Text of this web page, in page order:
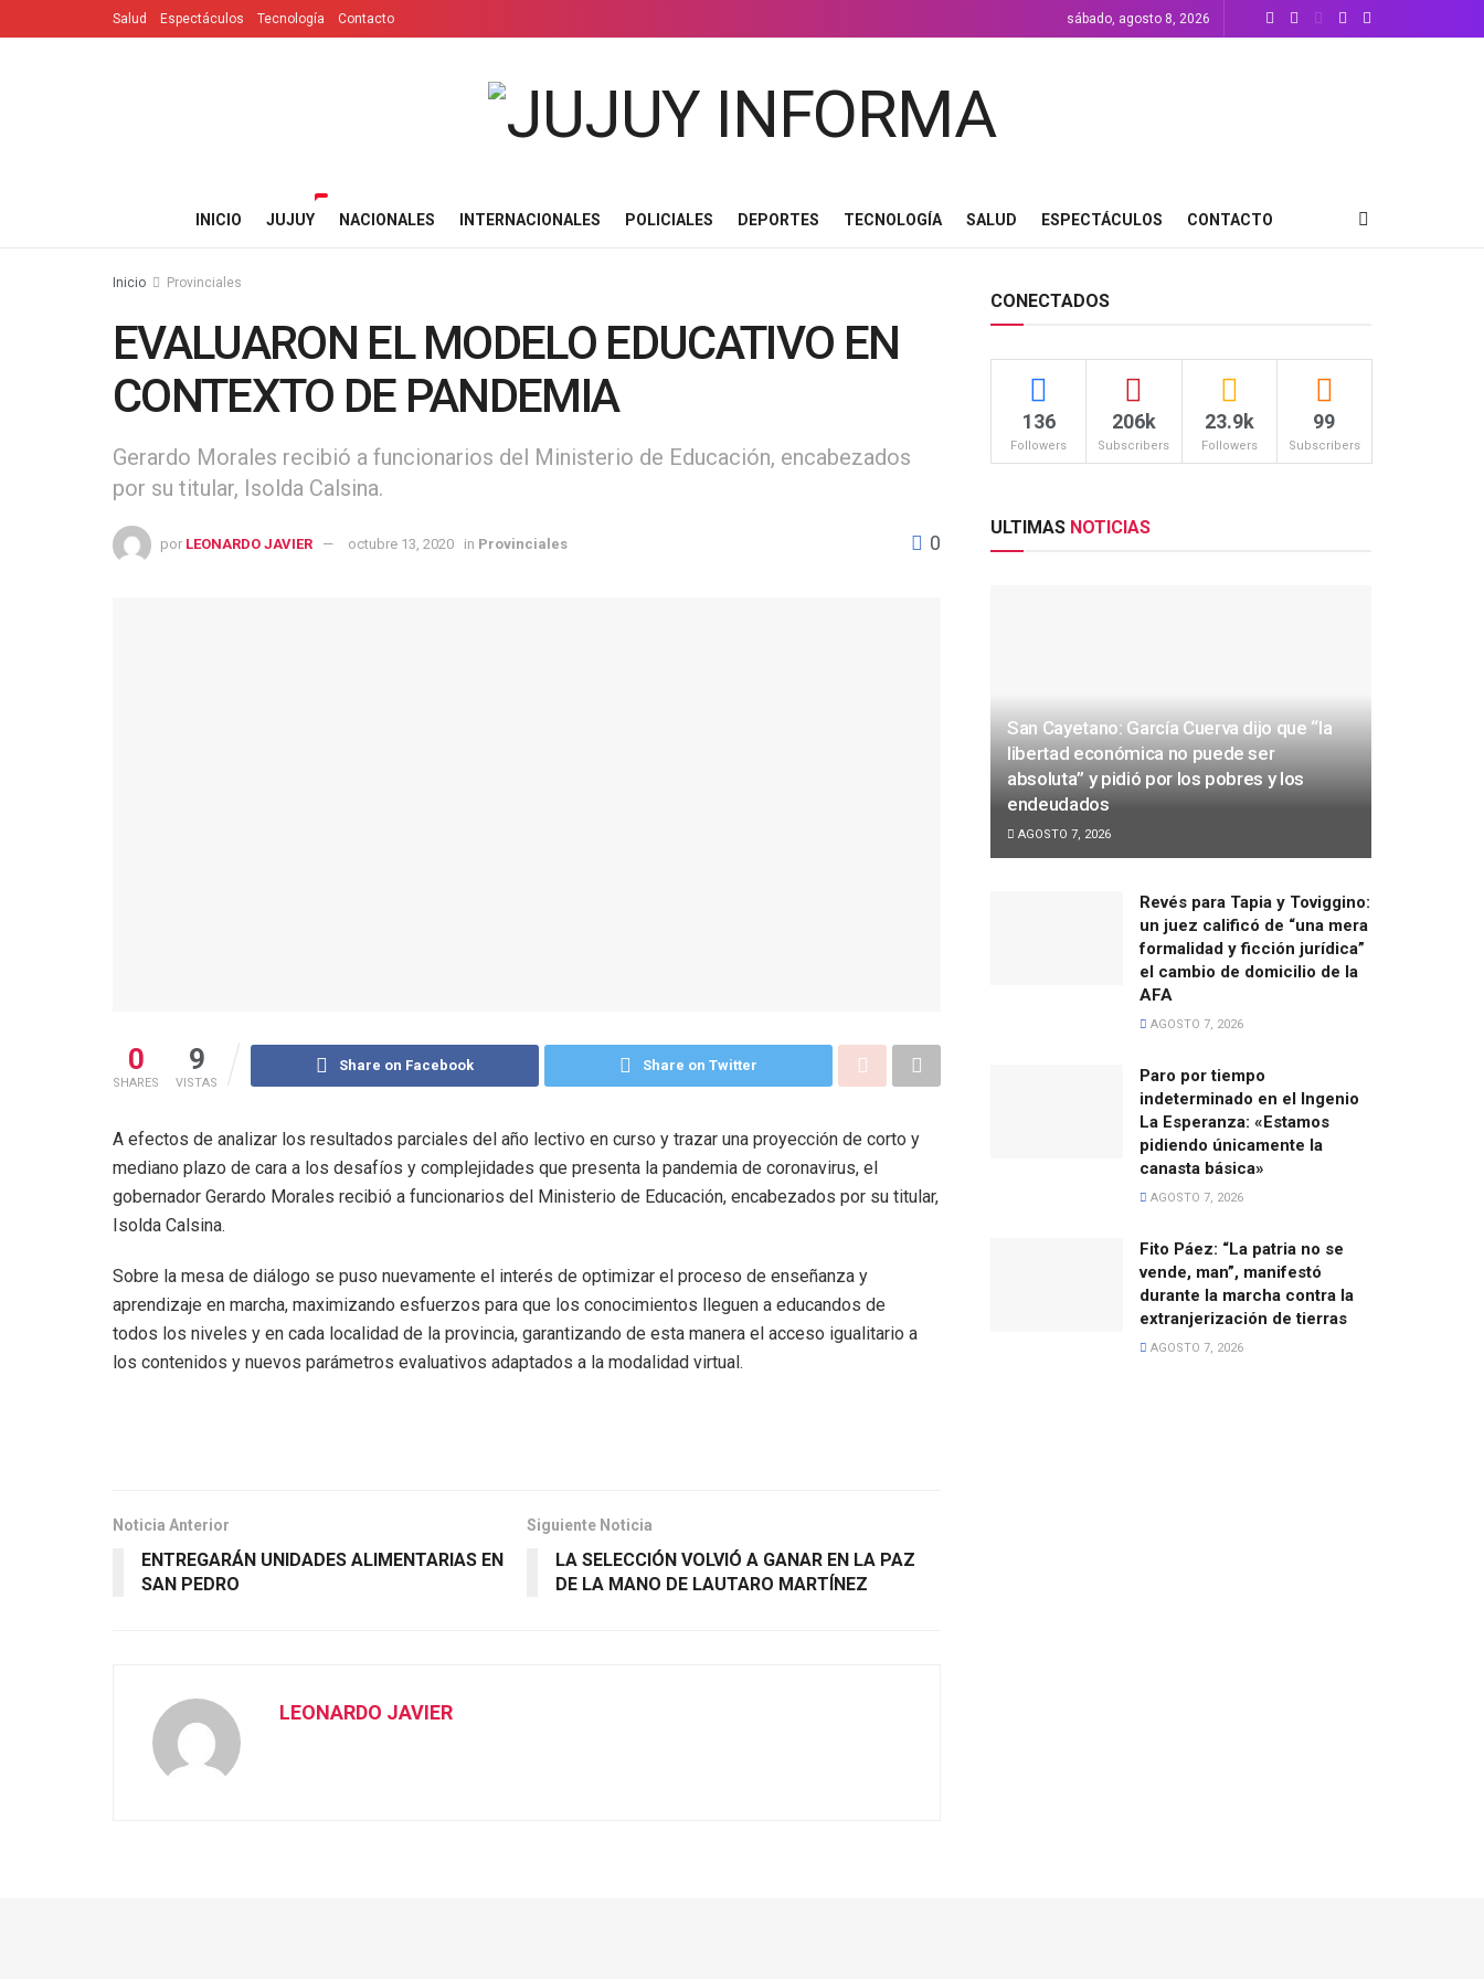
Salud Espectáculos Tecnología Contacto sábado, agosto 8, 2026
INICIO JUJUY NACIONALES INTERNACIONALES POLICIALES DEPORTES TECNOLOGÍA SALUD ESPECTÁCULOS CONTACTO
Inicio Provinciales
EVALUARON EL MODELO EDUCATIVO EN
CONTEXTO DE PANDEMIA
Gerardo Morales recibió a funcionarios del Ministerio de Educación, encabezados
por su titular, Isolda Calsina.
por LEONARDO JAVIER octubre 13, 2020 in Provinciales 0
0
SHARES
9
VISTAS
Share on Facebook Share on Twitter
A efectos de analizar los resultados parciales del año lectivo en curso y trazar una proyección de corto y
mediano plazo de cara a los desafíos y complejidades que presenta la pandemia de coronavirus, el
gobernador Gerardo Morales recibió a funcionarios del Ministerio de Educación, encabezados por su titular,
Isolda Calsina.
Sobre la mesa de diálogo se puso nuevamente el interés de optimizar el proceso de enseñanza y
aprendizaje en marcha, maximizando esfuerzos para que los conocimientos lleguen a educandos de
todos los niveles y en cada localidad de la provincia, garantizando de esta manera el acceso igualitario a
los contenidos y nuevos parámetros evaluativos adaptados a la modalidad virtual.
Noticia Anterior
ENTREGARÁN UNIDADES ALIMENTARIAS EN
SAN PEDRO
Siguiente Noticia
LA SELECCIÓN VOLVIÓ A GANAR EN LA PAZ
DE LA MANO DE LAUTARO MARTÍNEZ
LEONARDO JAVIER
CONECTADOS
136
Followers
206k
Subscribers
23.9k
Followers
99
Subscribers
ULTIMAS NOTICIAS
San Cayetano: García Cuerva dijo que “la
libertad económica no puede ser
absoluta” y pidió por los pobres y los
endeudados
AGOSTO 7, 2026
Revés para Tapia y Toviggino:
un juez calificó de “una mera
formalidad y ficción jurídica”
el cambio de domicilio de la
AFA
AGOSTO 7, 2026
Paro por tiempo
indeterminado en el Ingenio
La Esperanza: «Estamos
pidiendo únicamente la
canasta básica»
AGOSTO 7, 2026
Fito Páez: “La patria no se
vende, man”, manifestó
durante la marcha contra la
extranjerización de tierras
AGOSTO 7, 2026